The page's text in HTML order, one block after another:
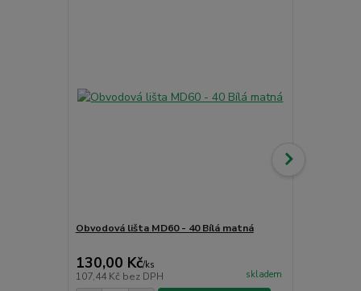
Obvodová lišta MD60 - 40 Bílá matná
130,00 Kč/ks
107,44 Kč bez DPH skladem